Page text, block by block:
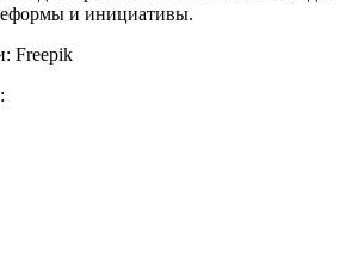
и инициативы.
Freepik